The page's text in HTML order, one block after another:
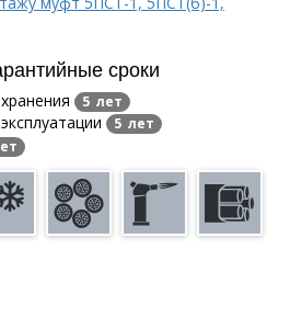
сроки
5 лет
5 лет